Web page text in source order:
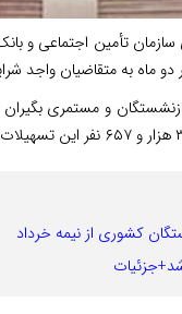
ماه به متقاضیان واجد